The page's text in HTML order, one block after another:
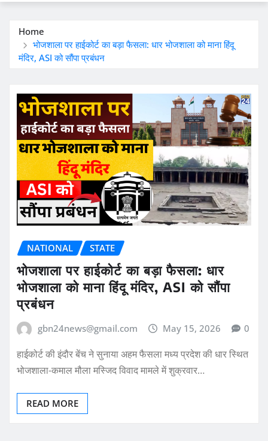
Home
भोजशाला पर हाईकोर्ट का बड़ा फैसला: धार भोजशाला को माना हिंदू
मंदिर, ASI को सौंपा प्रबंधन
NATIONAL STATE
भोजशाला पर हाईकोर्ट का बड़ा फैसला: धार
भोजशाला को माना हिंदू मंदिर, ASI को सौंपा
प्रबंधन
gbn24news@gmail.com May 15, 2026 0
हाईकोर्ट की इंदौर बेंच ने सुनाया अहम फैसला मध्य प्रदेश की धार स्थित
भोजशाला-कमाल मौला मस्जिद विवाद मामले में शुक्रवार…
READ MORE